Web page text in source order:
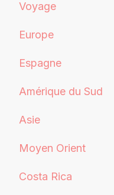
Voyage
Europe
Espagne
Amérique du Sud
Asie
Moyen Orient
Costa Rica